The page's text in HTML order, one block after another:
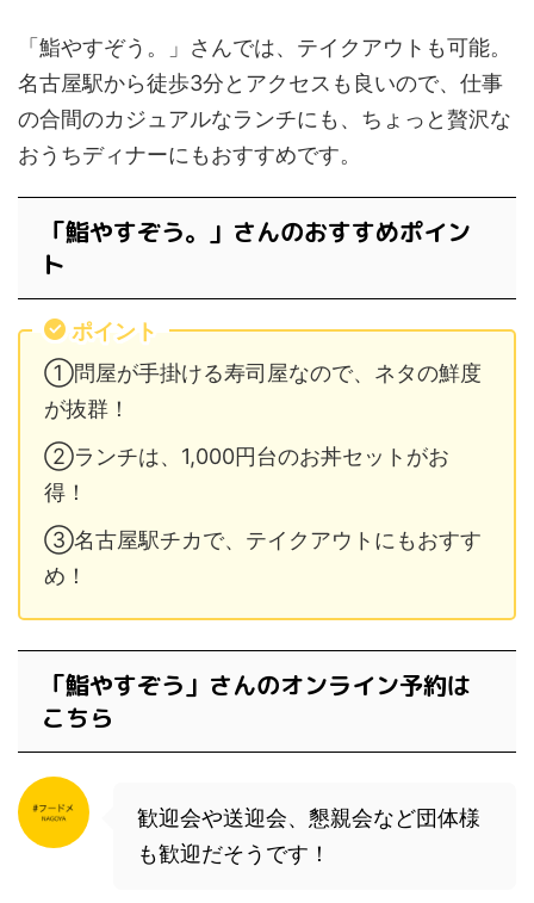
「鮨やすぞう。」さんでは、テイクアウトも可能。
名古屋駅から徒歩3分とアクセスも良いので、仕事
の合間のカジュアルなランチにも、ちょっと贅沢な
おうちディナーにもおすすめです。
「鮨やすぞう。」さんのおすすめポイン
ト
ポイント
①問屋が手掛ける寿司屋なので、ネタの鮮度
が抜群！
②ランチは、1,000円台のお丼セットがお
得！
③名古屋駅チカで、テイクアウトにもおすす
め！
「鮨やすぞう」さんのオンライン予約は
こちら
歓迎会や送迎会、懇親会など団体様
も歓迎だそうです！